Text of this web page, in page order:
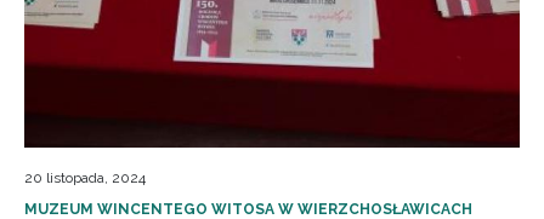
20 listopada, 2024
MUZEUM WINCENTEGO WITOSA W WIERZCHOSŁAWICACH